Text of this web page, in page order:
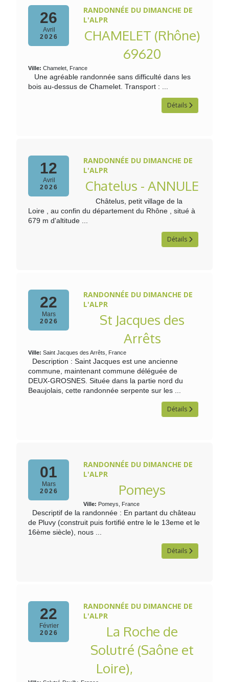
26
Avril
2026
RANDONNÉE DU DIMANCHE DE
L'ALPR
CHAMELET (Rhône)
69620
Ville: Chamelet, France
Une agréable randonnée sans difficulté dans les
bois au-dessus de Chamelet. Transport : ...
Détails
12
Avril
2026
RANDONNÉE DU DIMANCHE DE
L'ALPR
Chatelus - ANNULE
Châtelus, petit village de la
Loire , au confin du département du Rhône , situé à
679 m d'altitude ...
Détails
22
Mars
2026
RANDONNÉE DU DIMANCHE DE
L'ALPR
St Jacques des
Arrêts
Ville: Saint Jacques des Arrêts, France
Description : Saint Jacques est une ancienne
commune, maintenant commune déléguée de
DEUX-GROSNES. Située dans la partie nord du
Beaujolais, cette randonnée serpente sur les ...
Détails
01
Mars
2026
RANDONNÉE DU DIMANCHE DE
L'ALPR
Pomeys
Ville: Pomeys, France
Descriptif de la randonnée : En partant du château
de Pluvy (construit puis fortifié entre le le 13eme et le
16ème siècle), nous ...
Détails
22
Février
2026
RANDONNÉE DU DIMANCHE DE
L'ALPR
La Roche de
Solutré (Saône et
Loire),